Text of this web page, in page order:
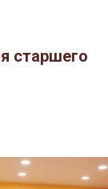
старшего